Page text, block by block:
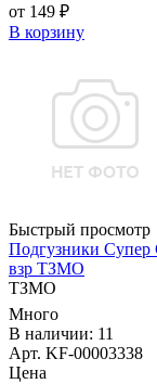
от 149 ₽
В корзину
Быстрый просмотр
Подгузники Супер
взр ТЗМО
ТЗМО
Много
В наличии: 11
Арт. KF-00003338
Цена